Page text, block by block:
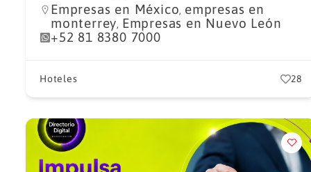
Empresas en México, empresas en
monterrey, Empresas en Nuevo León
+52 81 8380 7000
Hoteles 28